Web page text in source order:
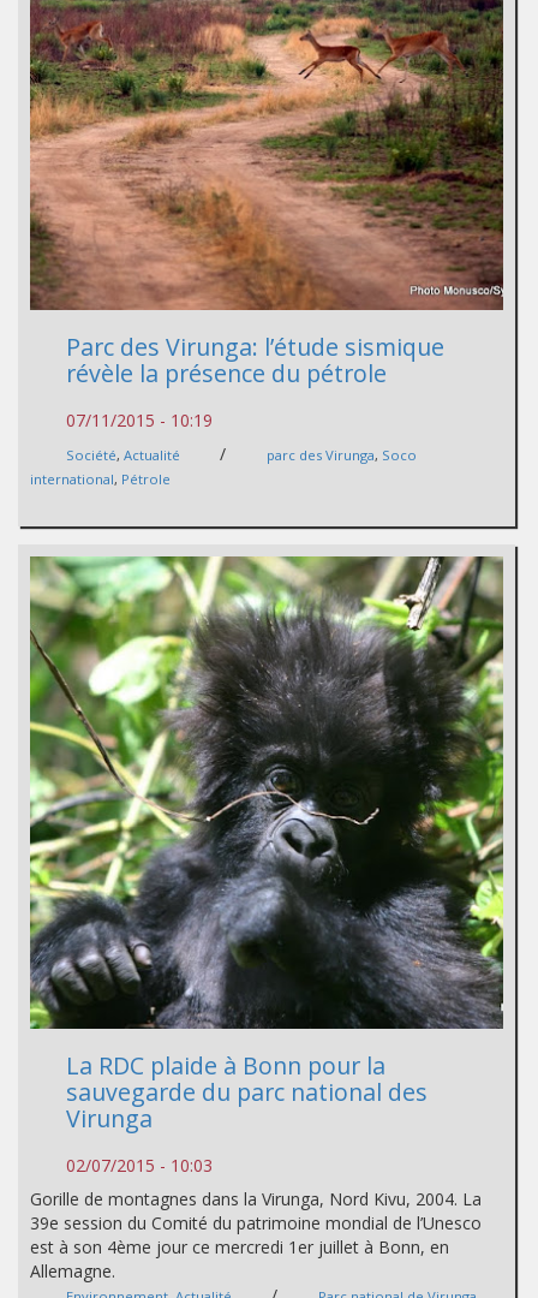
Parc des Virunga: l’étude sismique
révèle la présence du pétrole
07/11/2015 - 10:19
Société, Actualité / parc des Virunga, Soco
international, Pétrole
La RDC plaide à Bonn pour la
sauvegarde du parc national des
Virunga
02/07/2015 - 10:03
Gorille de montagnes dans la Virunga, Nord Kivu, 2004. La
39e session du Comité du patrimoine mondial de l’Unesco
est à son 4ème jour ce mercredi 1er juillet à Bonn, en
Allemagne.